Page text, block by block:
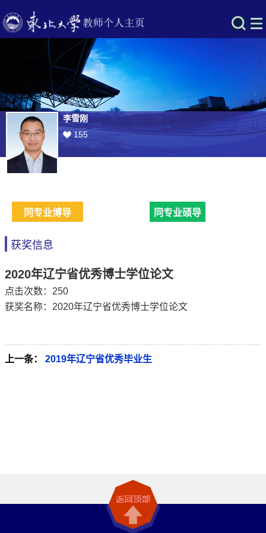
李雪刚
155
同专业博导 同专业硕导
获奖信息
2020年辽宁省优秀博士学位论文
点击次数： 250
获奖名称：2020年辽宁省优秀博士学位论文
上一条： 2019年辽宁省优秀毕业生